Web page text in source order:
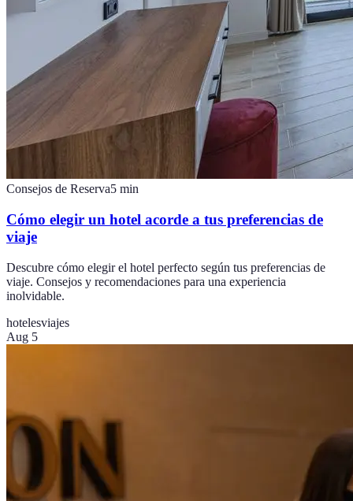
Consejos de Reserva5 min
Cómo elegir un hotel acorde a tus preferencias de
viaje
Descubre cómo elegir el hotel perfecto según tus preferencias de
viaje. Consejos y recomendaciones para una experiencia
inolvidable.
hotelesviajes
Aug 5